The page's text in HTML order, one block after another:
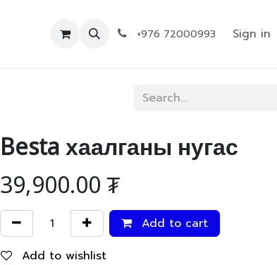
+976 72000993 Sign in
Besta хаалганы нугас
39,900.00₮
Add to cart
Add to wishlist